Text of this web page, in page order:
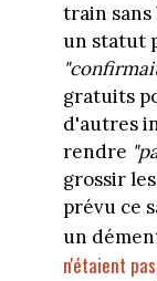
train sans
un statut
gratuits
d'autres
rendre
grossir
prévu ce
un
n'étaient